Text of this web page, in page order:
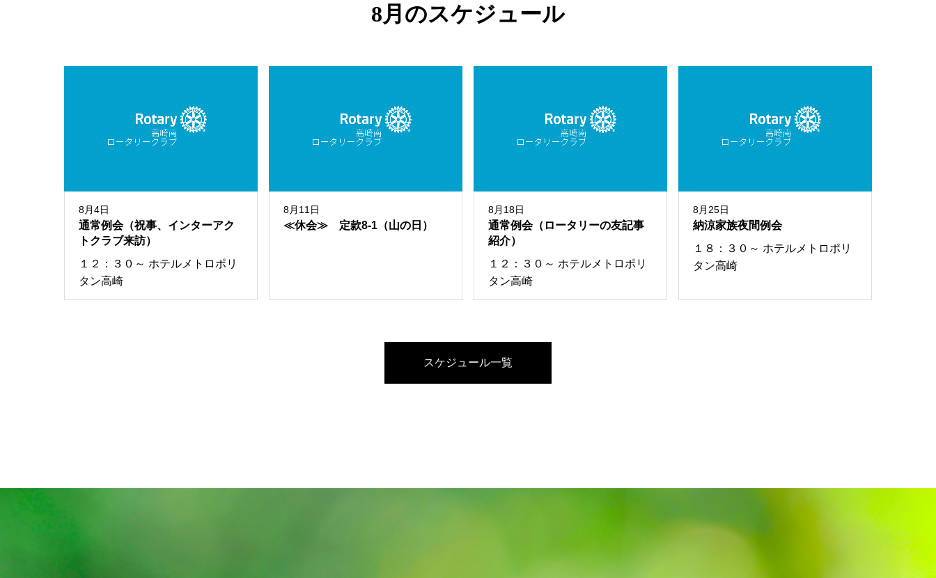
8月のスケジュール
8月4日
通常例会（祝事、インターアク
トクラブ来訪）
１２：３０～ ホテルメトロポリ
タン高崎
8月11日
≪休会≫ 定款8-1（山の日）
8月18日
通常例会（ロータリーの友記事
紹介）
１２：３０～ ホテルメトロポリ
タン高崎
8月25日
納涼家族夜間例会
１８：３０～ ホテルメトロポリ
タン高崎
スケジュール一覧